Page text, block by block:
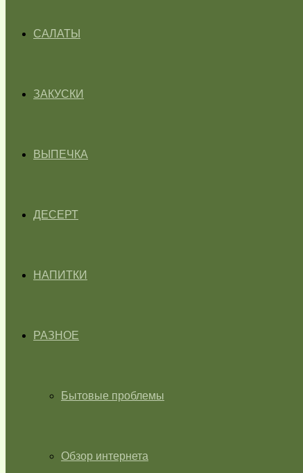
САЛАТЫ
ЗАКУСКИ
ВЫПЕЧКА
ДЕСЕРТ
НАПИТКИ
РАЗНОЕ
Бытовые проблемы
Обзор интернета